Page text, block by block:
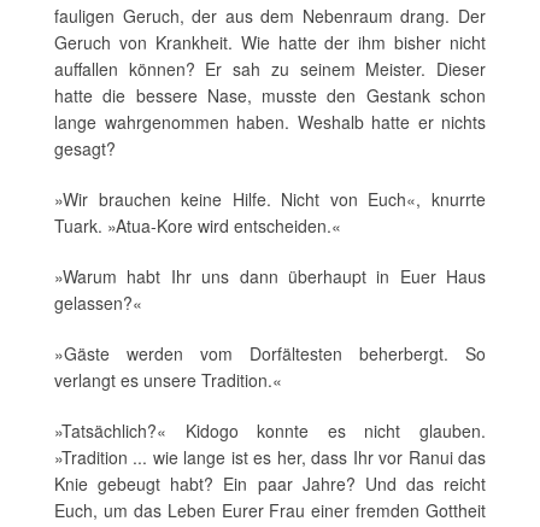
fauligen Geruch, der aus dem Nebenraum drang. Der
Geruch von Krankheit. Wie hatte der ihm bisher nicht
auffallen können? Er sah zu seinem Meister. Dieser
hatte die bessere Nase, musste den Gestank schon
lange wahrgenommen haben. Weshalb hatte er nichts
gesagt?
»Wir brauchen keine Hilfe. Nicht von Euch«, knurrte
Tuark. »Atua-Kore wird entscheiden.«
»Warum habt Ihr uns dann überhaupt in Euer Haus
gelassen?«
»Gäste werden vom Dorfältesten beherbergt. So
verlangt es unsere Tradition.«
»Tatsächlich?« Kidogo konnte es nicht glauben.
»Tradition ... wie lange ist es her, dass Ihr vor Ranui das
Knie gebeugt habt? Ein paar Jahre? Und das reicht
Euch, um das Leben Eurer Frau einer fremden Gottheit